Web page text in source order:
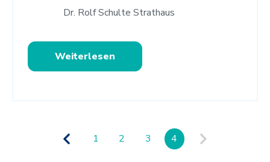
Dr. Rolf Schulte Strathaus
Weiterlesen
1 2 3 4